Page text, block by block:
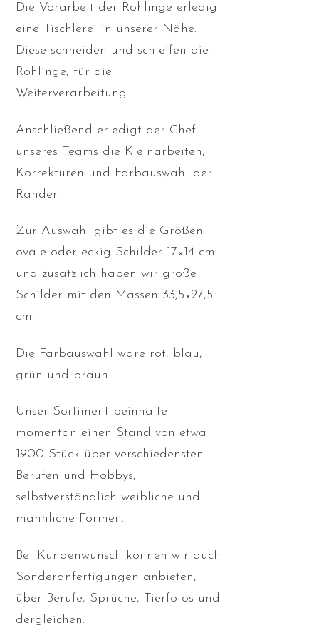
Die Vorarbeit der Rohlinge erledigt
eine Tischlerei in unserer Nähe.
Diese schneiden und schleifen die
Rohlinge, für die
Weiterverarbeitung.
Anschließend erledigt der Chef
unseres Teams die Kleinarbeiten,
Korrekturen und Farbauswahl der
Ränder.
Zur Auswahl gibt es die Größen
ovale oder eckig Schilder 17×14 cm
und zusätzlich haben wir große
Schilder mit den Massen 33,5×27,5
cm.
Die Farbauswahl wäre rot, blau,
grün und braun
Unser Sortiment beinhaltet
momentan einen Stand von etwa
1900 Stück über verschiedensten
Berufen und Hobbys,
selbstverständlich weibliche und
männliche Formen.
Bei Kundenwunsch können wir auch
Sonderanfertigungen anbieten,
über Berufe, Sprüche, Tierfotos und
dergleichen.